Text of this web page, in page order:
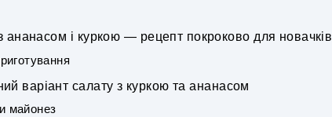
ананасом і куркою — рецепт покроково для новачків
варіант салату з куркою та ананасом
майонез